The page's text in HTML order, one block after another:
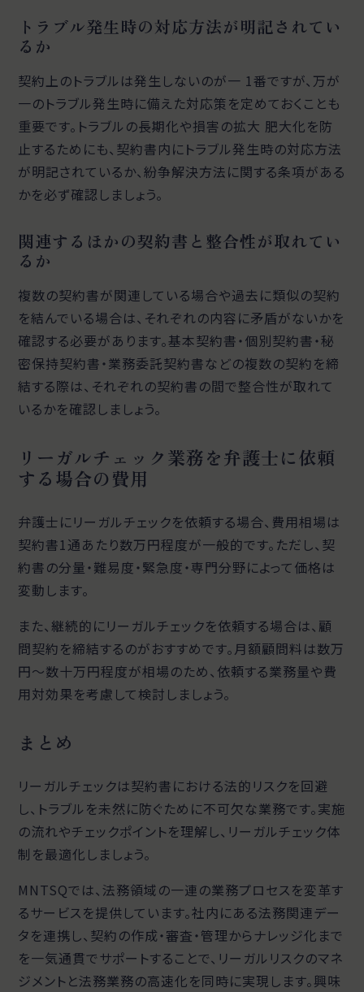
トラブル発生時の対応方法が明記されてい
るか
契約上のトラブルは発生しないのが一 1番ですが、万が
一のトラブル発生時に備えた対応策を定めておくことも
重要です。トラブルの長期化や損害の拡大 肥大化を防
止するためにも、契約書内にトラブル発生時の対応方法
が明記されているか、紛争解決方法に関する条項がある
かを必ず確認しましょう。
関連するほかの契約書と整合性が取れてい
るか
複数の契約書が関連している場合や過去に類似の契約
を結んでいる場合は、それぞれの内容に矛盾がないかを
確認する必要があります。基本契約書・個別契約書・秘
密保持契約書・業務委託契約書などの複数の契約を締
結する際は、それぞれの契約書の間で整合性が取れて
いるかを確認しましょう。
リーガルチェック業務を弁護士に依頼
する場合の費用
弁護士にリーガルチェックを依頼する場合、費用相場は
契約書1通あたり数万円程度が一般的です。ただし、契
約書の分量・難易度・緊急度・専門分野によって価格は
変動します。
また、継続的にリーガルチェックを依頼する場合は、顧
問契約を締結するのがおすすめです。月額顧問料は数万
円〜数十万円程度が相場のため、依頼する業務量や費
用対効果を考慮して検討しましょう。
まとめ
リーガルチェックは契約書における法的リスクを回避
し、トラブルを未然に防ぐために不可欠な業務です。実施
の流れやチェックポイントを理解し、リーガルチェック体
制を最適化しましょう。
MNTSQでは、法務領域の一連の業務プロセスを変革す
るサービスを提供しています。社内にある法務関連デー
タを連携し、契約の作成・審査・管理からナレッジ化まで
を一気通貫でサポートすることで、リーガルリスクのマネ
ジメントと法務業務の高速化を同時に実現します。興味